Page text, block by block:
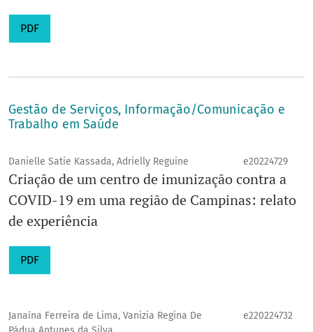
PDF
Gestão de Serviços, Informação/Comunicação e
Trabalho em Saúde
Danielle Satie Kassada, Adrielly Reguine e20224729
Criação de um centro de imunização contra a
COVID-19 em uma região de Campinas: relato
de experiência
PDF
Janaína Ferreira de Lima, Vanizia Regina De
e220224732